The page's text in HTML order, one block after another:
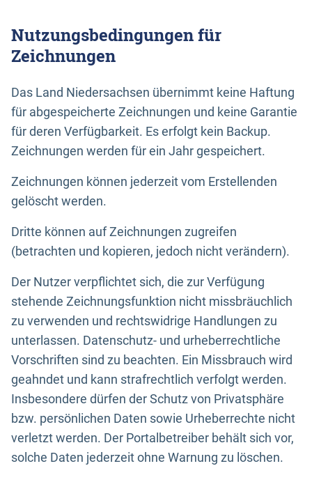
Nutzungsbedingungen für
Zeichnungen
Das Land Niedersachsen übernimmt keine Haftung
für abgespeicherte Zeichnungen und keine Garantie
für deren Verfügbarkeit. Es erfolgt kein Backup.
Zeichnungen werden für ein Jahr gespeichert.
Zeichnungen können jederzeit vom Erstellenden
gelöscht werden.
Dritte können auf Zeichnungen zugreifen
(betrachten und kopieren, jedoch nicht verändern).
Der Nutzer verpflichtet sich, die zur Verfügung
stehende Zeichnungsfunktion nicht missbräuchlich
zu verwenden und rechtswidrige Handlungen zu
unterlassen. Datenschutz- und urheberrechtliche
Vorschriften sind zu beachten. Ein Missbrauch wird
geahndet und kann strafrechtlich verfolgt werden.
Insbesondere dürfen der Schutz von Privatsphäre
bzw. persönlichen Daten sowie Urheberrechte nicht
verletzt werden. Der Portalbetreiber behält sich vor,
solche Daten jederzeit ohne Warnung zu löschen.